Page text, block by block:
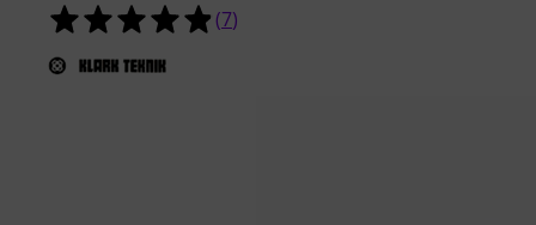
4.9 von 5 Sternen aus 7
(7)